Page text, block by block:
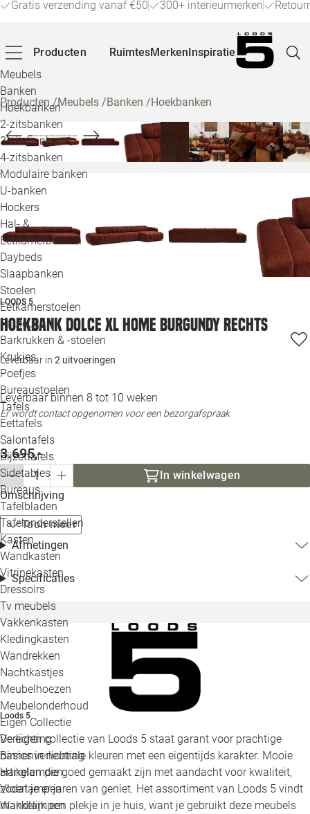
Gratis verzending vanaf €50 300+ interieurmerken
Producten
Meubels
Banken
Hoekbanken
2-zitsbanken
3-zitsbanken
4-zitsbanken
Modulaire banken
U-banken
Hockers
Hal- &
Eetkamerbanken
Daybeds
Slaapbanken
Stoelen
Eetkamerstoelen
Fauteuils
Barkrukken & -stoelen
Krukjes
Poefjes
Bureaustoelen
Tafels
Eettafels
Salontafels
Bijzettafels
Sidetables
Bureaus
Tafelbladen
Tafelonderstellen
Kasten
Wandkasten
Vitrinekasten
Dressoirs
Tv meubels
Vakkenkasten
Kledingkasten
Wandrekken
Nachtkastjes
Meubelhoezen
Meubelonderhoud
Eigen Collectie
Verlichting
Binnenverlichting
Hanglampen
Vloerlampen
Wandlampen
RuimtesMerkenInspiratie
Producten/Meubels /Banken /Hoekbanken
LOODS 5
Hoekbank Dolce XL home burgundy rechts
Leverbaar in 2 uitvoeringen
Leverbaar binnen 8 tot 10 weken
Er wordt contact opgenomen voor een bezorgafspraak
3.695,-
In winkelwagen
Omschrijving
Toon meer
Afmetingen
Specificaties
Loods 5
De eigen collectie van Loods 5 staat garant voor prachtige
basics in neutrale kleuren met een eigentijds karakter. Mooie
artikelen die goed gemaakt zijn met aandacht voor kwaliteit,
zodat je er jaren van geniet. Het assortiment van Loods 5 vindt
makkelijk een plekje in je huis, want je gebruikt deze meubels